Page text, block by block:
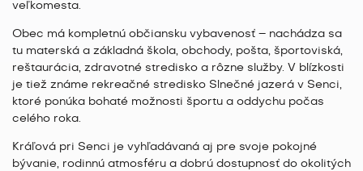
veľkomesta.
Obec má kompletnú občiansku vybavenosť – nachádza sa
tu materská a základná škola, obchody, pošta, športoviská,
reštaurácia, zdravotné stredisko a rôzne služby. V blízkosti
je tiež známe rekreačné stredisko Slnečné jazerá v Senci,
ktoré ponúka bohaté možnosti športu a oddychu počas
celého roka.
Kráľová pri Senci je vyhľadávaná aj pre svoje pokojné
bývanie, rodinnú atmosféru a dobrú dostupnosť do okolitých